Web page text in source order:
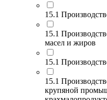
15.1
15.1
масел и жиров
15.1
15.1
крупяной